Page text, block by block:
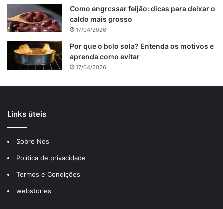
Tabela de conteúdos
Ingredientes do pudim dos anjos
Como engrossar feijão: dicas para deixar o
caldo mais grosso
17/04/2026
Por que o bolo sola? Entenda os motivos e
aprenda como evitar
17/04/2026
Links úteis
Sobre Nos
Política de privacidade
Termos e Condições
webstories